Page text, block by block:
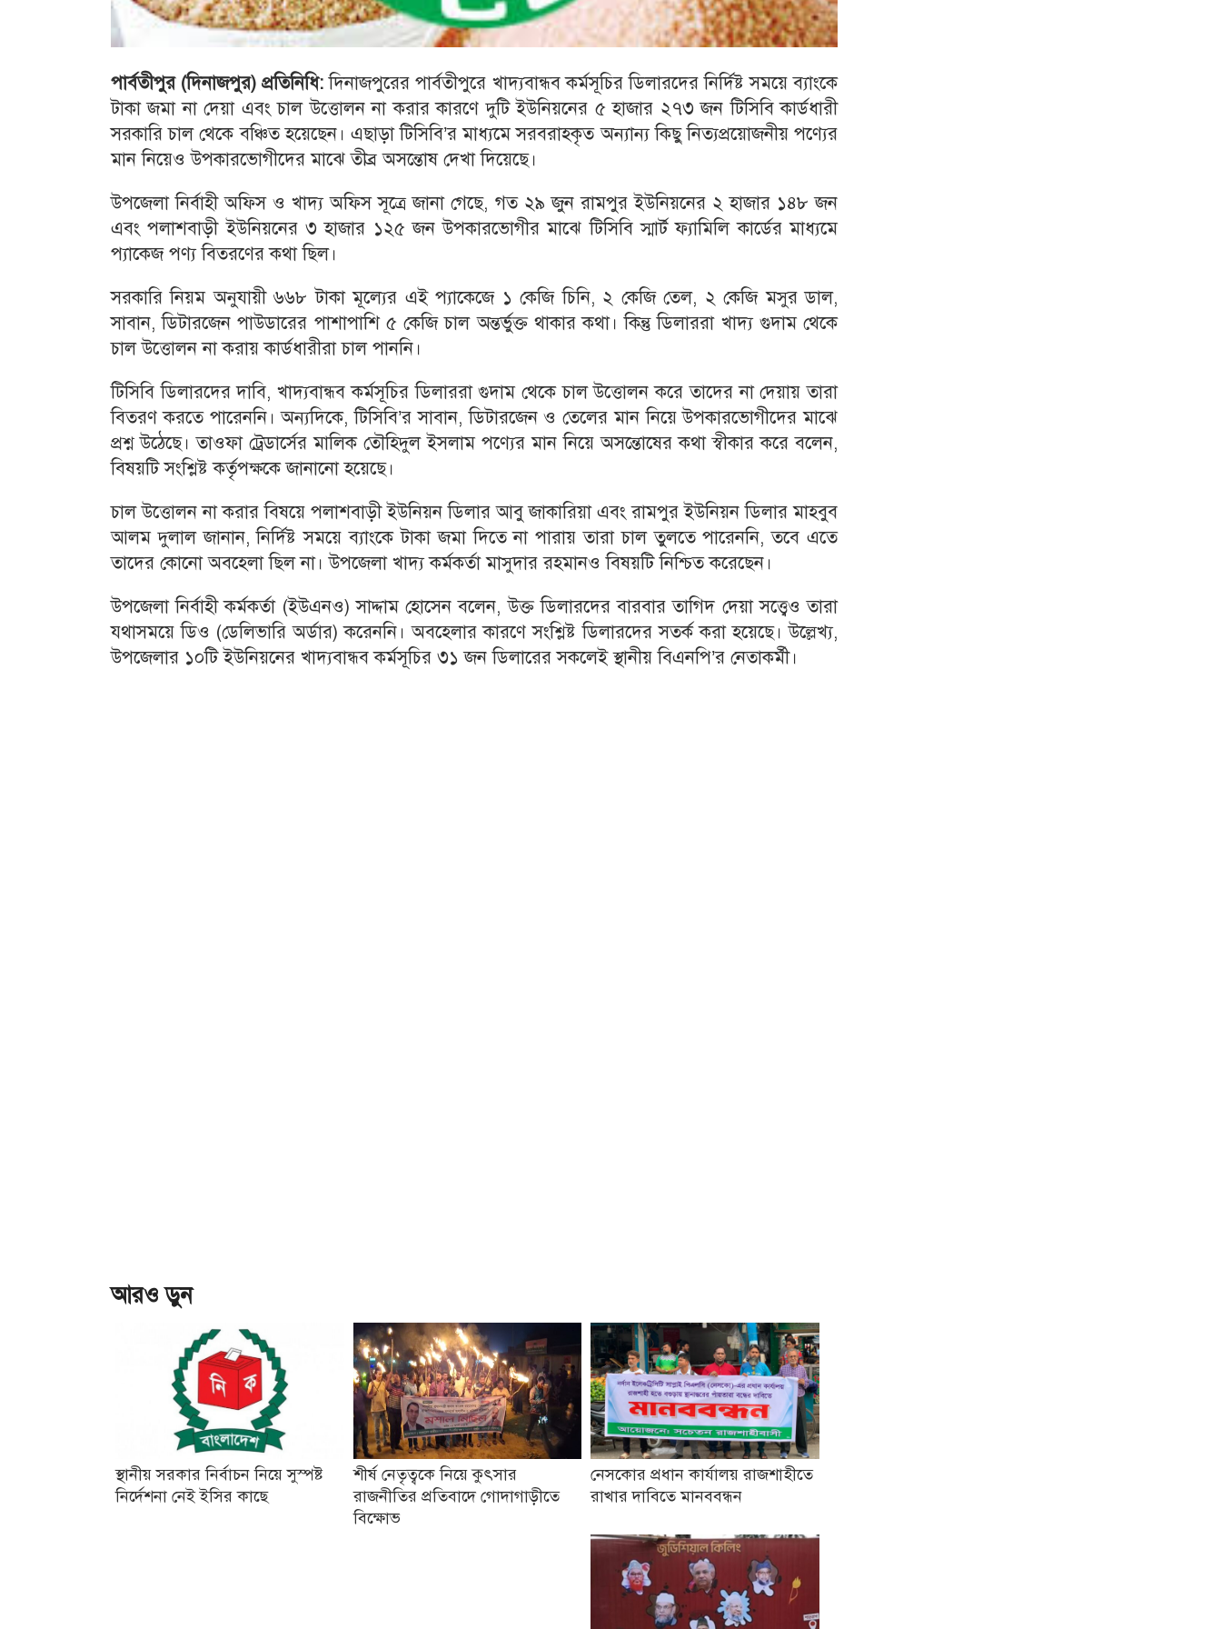
পার্বতীপুর (দিনাজপুর) প্রতিনিধি: দিনাজপুরের পার্বতীপুরে খাদ্যবান্ধব কর্মসূচির ডিলারদের নির্দিষ্ট সময়ে ব্যাংকে
টাকা জমা না দেয়া এবং চাল উত্তোলন না করার কারণে দুটি ইউনিয়নের ৫ হাজার ২৭৩ জন টিসিবি কার্ডধারী
সরকারি চাল থেকে বঞ্চিত হয়েছেন। এছাড়া টিসিবি’র মাধ্যমে সরবরাহকৃত অন্যান্য কিছু নিত্যপ্রয়োজনীয় পণ্যের
মান নিয়েও উপকারভোগীদের মাঝে তীব্র অসন্তোষ দেখা দিয়েছে।
উপজেলা নির্বাহী অফিস ও খাদ্য অফিস সূত্রে জানা গেছে, গত ২৯ জুন রামপুর ইউনিয়নের ২ হাজার ১৪৮ জন
এবং পলাশবাড়ী ইউনিয়নের ৩ হাজার ১২৫ জন উপকারভোগীর মাঝে টিসিবি স্মার্ট ফ্যামিলি কার্ডের মাধ্যমে
প্যাকেজ পণ্য বিতরণের কথা ছিল।
সরকারি নিয়ম অনুযায়ী ৬৬৮ টাকা মূল্যের এই প্যাকেজে ১ কেজি চিনি, ২ কেজি তেল, ২ কেজি মসুর ডাল,
সাবান, ডিটারজেন পাউডারের পাশাপাশি ৫ কেজি চাল অন্তর্ভুক্ত থাকার কথা। কিন্তু ডিলাররা খাদ্য গুদাম থেকে
চাল উত্তোলন না করায় কার্ডধারীরা চাল পাননি।
টিসিবি ডিলারদের দাবি, খাদ্যবান্ধব কর্মসূচির ডিলাররা গুদাম থেকে চাল উত্তোলন করে তাদের না দেয়ায় তারা
বিতরণ করতে পারেননি। অন্যদিকে, টিসিবি’র সাবান, ডিটারজেন ও তেলের মান নিয়ে উপকারভোগীদের মাঝে
প্রশ্ন উঠেছে। তাওফা ট্রেডার্সের মালিক তৌহিদুল ইসলাম পণ্যের মান নিয়ে অসন্তোষের কথা স্বীকার করে বলেন,
বিষয়টি সংশ্লিষ্ট কর্তৃপক্ষকে জানানো হয়েছে।
চাল উত্তোলন না করার বিষয়ে পলাশবাড়ী ইউনিয়ন ডিলার আবু জাকারিয়া এবং রামপুর ইউনিয়ন ডিলার মাহবুব
আলম দুলাল জানান, নির্দিষ্ট সময়ে ব্যাংকে টাকা জমা দিতে না পারায় তারা চাল তুলতে পারেননি, তবে এতে
তাদের কোনো অবহেলা ছিল না। উপজেলা খাদ্য কর্মকর্তা মাসুদার রহমানও বিষয়টি নিশ্চিত করেছেন।
উপজেলা নির্বাহী কর্মকর্তা (ইউএনও) সাদ্দাম হোসেন বলেন, উক্ত ডিলারদের বারবার তাগিদ দেয়া সত্ত্বেও তারা
যথাসময়ে ডিও (ডেলিভারি অর্ডার) করেননি। অবহেলার কারণে সংশ্লিষ্ট ডিলারদের সতর্ক করা হয়েছে। উল্লেখ্য,
উপজেলার ১০টি ইউনিয়নের খাদ্যবান্ধব কর্মসূচির ৩১ জন ডিলারের সকলেই স্থানীয় বিএনপি’র নেতাকর্মী।
আরও ড়ুন
স্থানীয় সরকার নির্বাচন নিয়ে সুস্পষ্ট
নির্দেশনা নেই ইসির কাছে
শীর্ষ নেতৃত্বকে নিয়ে কুৎসার
রাজনীতির প্রতিবাদে গোদাগাড়ীতে
বিক্ষোভ
নেসকোর প্রধান কার্যালয় রাজশাহীতে
রাখার দাবিতে মানববন্ধন